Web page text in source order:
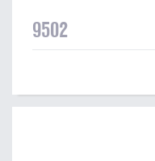
9502